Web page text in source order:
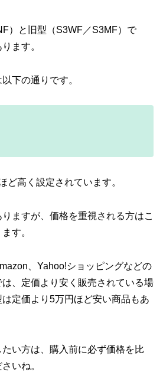
）と旧型（S3WF／S3MF）で
ます。
下の通りです。
ど高く設定されています。
ますが、価格を重視される方はこ
す。
、Yahoo!ショッピングなどの
、定価より安く販売されている場
定価より5万円ほど安い商品もあ
い方は、購入前に必ず価格を比
いね。